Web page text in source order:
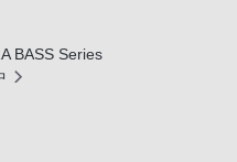
BASS Series